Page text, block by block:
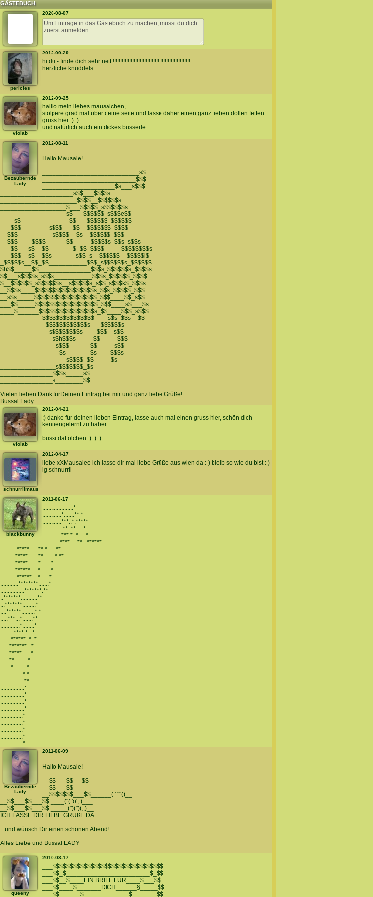
GÄSTEBUCH
2026-08-07
pericles
2012-09-29
hi du - finde dich sehr nett !!!!!!!!!!!!!!!!!!!!!!!!!!!!!!!!!!!!!!!!!!!!!!!!!!!!
herzliche knuddels
violab
2012-09-25
halllo mein liebes mausalchen,
stolpere grad mal über deine seite und lasse daher einen ganz lieben dollen fetten
gruss hier :) :)
und natürlich auch ein dickes busserle
Bezaubernde
Lady
2012-08-11
Hallo Mausale!
____________________________s$
___________________________$$$
_____________________$s___s$$$
_____________________s$$___$$$$s
______________________$$$$__$$$$$$s
___________________$___$$$$$_s$$$$$$s
___________________s$___$$$$$$_s$$$e$$
____s$______________$$___$$$$$$_$$$$$$
___$$$________s$$$___$$__$$$$$$$_$$$$
__$$$__________s$$$$__$s__$$$$$$_$$$
__$$$____$$$$______$$_____$$$$$s_$$s_s$$s
___$$___s$__$$_______$_$$_$$$$_____$$$$$$$$s
___$$$__s$__$$s_______s$$_s__$$$$$$__$$$$$i$
_$$$$$s__$$_$$___________$$$_s$$$$$$s_$$$$$$
$h$$_____$$_______________$$$s_$$$$$$s_$$$$s
$$___s$$$$s_s$$s___________$$$s_$$$$$$_$$$$
$__$$$$$$_s$$$$$$s__s$$$$$s_s$$_s$$$k$_$$$s
__$$$s____$$$$$$$$$$$$$$$$$s_$$s_$$$$$_$$$
__s$s_____$$$$$$$$$$$$$$$$$$_$$$____$$_s$$
___$$_____$$$$$$$$$$$$$$$$$$_$$$____s$___$s
____$______$$$$$$$$$$$$$$$$s_$$____$$$_s$$$
____________$$$$$$$$$$$$$$$____s$s_$$s__$$
_____________$$$$$$$$$$$$s___$$$$$$s
______________s$$$$$$$$s____$$$__s$$
_______________s$h$$$s_____$$_____$$$
________________s$$$______$$_____s$$
_________________$s_______$s____$$$s
___________________s$$$$_$$_____$s
________________s$$$$$$$_$s
_______________$$$s_____s$
_______________s________$$
Vielen lieben Dank fürDeinen Eintrag bei mir und ganz liebe Grüße!
Bussal Lady
violab
2012-04-21
:) danke für deinen lieben Eintrag, lasse auch mal einen gruss hier, schön dich
kennengelernt zu haben
bussi dat ölchen :) :) :)
schnurrlimaus
2012-04-17
liebe xXMausalee ich lasse dir mal liebe Grüße aus wien da :-) bleib so wie du bist :-)
lg schnurrli
blackbunny
2011-06-17
.....................*
.............*.......** *
.............***..*.*****
..............**..**.....*
.............***.*..*.....*
............****.....**...******
...........*****......**.*......**
..........*****.......**........*.**
..........*****.......*.......*
..........******.....*.......*
...........******....*......*
............********.......*
................*******.**
..*******...........**
...*******.........*
....******.........* *
.....***...*.......**
.............*........*
.........****.*...*
.......******..*..*
......*******...*.
......*****......*
......**.........*
.......*.........* ....
...............*.*
................**
................*
................*
................*
................*
...............*
...............*
...............*
...............*
...............*
Bezaubernde
Lady
2011-06-09
Hallo Mausale!
__$$___$$__ $$___________
__$$___$$________________
__$$$$$$$___$$______( ' ""()__
__$$___$$___$$ ____("( 'o', )___
__$$___$$___$$ _____(")(")(,,)__
ICH LASSE DIR LIEBE GRÜßE DA
...und wünsch Dir einen schönen Abend!
Alles Liebe und Bussal LADY
queeny
2010-03-17
___$$$$$$$$$$$$$$$$$$$$$$$$$$$$$$$$
___$$_$________________________$_$$
___$$__$____EIN BRIEF FÜR____$___$$
___$$____$_______DICH______§_____$$
___$$______$_____________$_______$$